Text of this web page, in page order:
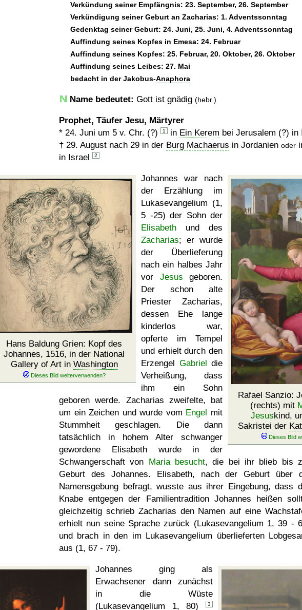
Verkündung seiner Empfängnis: 23. September, 26. September
Verkündigung seiner Geburt an Zacharias: 1. Adventssonntag
Gedenktag seiner Geburt: 24. Juni, 25. Juni, 4. Adventssonntag
Auffindung seines Kopfes in Emesa: 24. Februar
Auffindung seines Kopfes: 25. Februar, 20. Oktober, 26. Oktober
Auffindung seines Leibes: 27. Mai
bedacht in der Jakobus-Anaphora
Name bedeutet: Gott ist gnädig (hebr.)
Prophet, Täufer Jesu, Märtyrer
* 24. Juni um 5 v. Chr. (?)
1 in Ein Kerem bei Jerusalem (?) in
† 29. August nach 29 in der Burg Machaerus in Jordanien oder
in Israel
2
Hans Baldung Grien: Kopf des
Johannes, 1516, in der National
Gallery of Art in Washington
Rafael Sanzio:
(rechts) mit
Jesuskind,
Sakristei der
Johannes war nach
der Erzählung im
Lukasevangelium (1,
5 -25) der Sohn der
Elisabeth und des
Zacharias; er wurde
der Überlieferung
nach ein halbes Jahr
vor Jesus geboren.
Der schon alte
Priester Zacharias,
dessen Ehe lange
kinderlos war,
opferte im Tempel
und erhielt durch den
Erzengel Gabriel die
Verheißung, dass
ihm ein Sohn
geboren werde. Zacharias zweifelte, bat
um ein Zeichen und wurde vom Engel mit
Stummheit geschlagen. Die dann
tatsächlich in hohem Alter schwanger
gewordene Elisabeth wurde in der
Schwangerschaft von Maria besucht, die bei ihr blieb bis
Geburt des Johannes. Elisabeth, nach der Geburt über
Namensgebung befragt, wusste aus ihrer Eingebung, dass
Knabe entgegen der Familientradition Johannes heißen
gleichzeitig schrieb Zacharias den Namen auf eine
erhielt nun seine Sprache zurück (Lukasevangelium 1, 39 -
und brach in den im Lukasevangelium überlieferten
aus (1, 67 - 79).
Johannes ging als
Erwachsener dann zunächst
in die Wüste
(Lukasevangelium 1, 80)
3